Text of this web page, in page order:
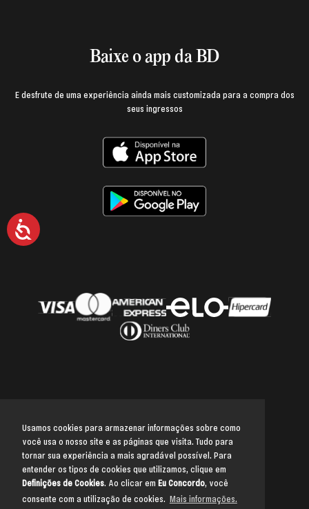
Usamos cookies para armazenar informações sobre como
você usa o nosso site e as páginas que visita. Tudo para
tornar sua experiência a mais agradável possível. Para
entender os tipos de cookies que utilizamos, clique em
Definições de Cookies. Ao clicar em Eu Concordo, você
consente com a utilização de cookies. Mais informações.
Acessibilidade
Baixe o app da BD
E desfrute de uma experiência ainda mais customizada para a compra dos
seus ingressos
Voltar para o topo